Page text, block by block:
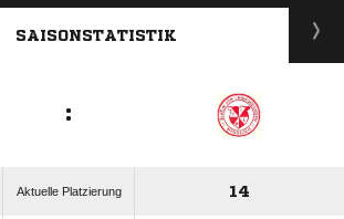
ANZEIGE
SAISONSTATISTIK
:
Aktuelle Platzierung 14